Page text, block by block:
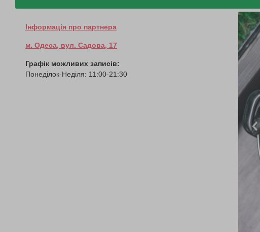
Інформація про партнера
м. Одеса, вул. Садова, 17
Графік можливих записів:
Понеділок-Неділя: 11:00-21:30